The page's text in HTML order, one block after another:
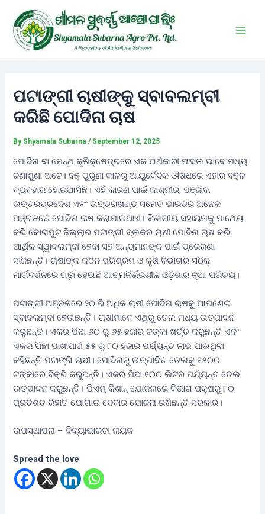
content
ପଟାଙ୍ଗୀ ଚାଷୀଙ୍କୁ ସ୍ବାବଲମ୍ବୀ
କରିଛି ପୋଦିନା ଚାଷ
By Shyamala Subarna/ September 12, 2025
ପୋଦିନା ବା ମେନ୍ଥ କୃଷିକ୍ଷେତ୍ରରେ ଏକ ଅର୍ଥକାରୀ ଫସଲ ଭାବେ ମଧ୍ୟ
ଜଣାଶୁଣା ଅଟେ। ବହୁ ପୁରୁଣା କାଳରୁ ଆୟୁର୍ବେଦିକ ଔଷଧରେ ଏହାର ବହୁଳ
ବ୍ୟବହାର ହୋଇଆସିଛି। ଏହି କାରଣ ପାଇଁ କାଶ୍ମୀର, ପଞ୍ଜାବ,
ଉତ୍ତରପ୍ରଦେଶ ଏବଂ ଉତ୍ତରାଖଣ୍ଡ ସମେତ ଭାରତର ଅନେକ
ଅଞ୍ଚଳରେ ପୋଦିନା ଚାଷ କରାଯାଇଥାଏ। ବିଭାଗୀୟ ସହାୟତାକୁ ପାଥେୟ
କରି କୋରାପୁଟ ଜିଲ୍ଲାର ପଟାଙ୍ଗୀ ବ୍ଲକର ଚାଷୀ ପୋଦିନା ଚାଷ କରି
ଆର୍ଥିକ ସ୍ୱାବଲମ୍ବୀ ହେବା ସହ ଅନ୍ୟମାନଙ୍କ ପାଇଁ ପ୍ରେରଣା
ସାଜିଛନ୍ତି। ଚାଷୀଙ୍କ କଠିନ ପରିଶ୍ରମ ଓ କୃଷି ବିଭାଗର ସଠିକ୍
ମାର୍ଗଦର୍ଶନରେ ଗଢ଼ା ହେଉଛି ଆତ୍ମନିର୍ଭରଶୀଳ ଓଡ଼ିଶାର ନୂଆ ପରିଚୟ।
ପଟାଙ୍ଗୀ ଅଞ୍ଚଳରେ ୨୦ ରି ଅଧିକ ଚାଷୀ ପୋଦିନା ଚାଷକୁ ଆପଣେଇ
ସ୍ବାବଲମ୍ବୀ ହେଉଛନ୍ତି। ଚାଷୀମାନେ ଏଥିରୁ ତେଲ ମଧ୍ୟ ଉତ୍ପାଦନ
କରୁଛନ୍ତି। ଏକର ପିଛା ୬୦ ରୁ ୬୫ ହଜାର ଟଙ୍କା ଖର୍ଚ୍ଚ କରୁଛନ୍ତି ଏବଂ
ଏକର ପିଛା ପାଖାପାଖି ୫୫ ରୁ ୮୦ ହଜାର ପର୍ଯ୍ୟନ୍ତ ଲାଭ ପାଉଥିବା
କହିଛନ୍ତି ପଟାଙ୍ଗି ଚାଷୀ। ପୋଦିନାରୁ ଉତ୍ପାଦିତ ତେଲକୁ ୧୫୦୦
ଟଙ୍କାରେ ବିକ୍ରି କରୁଛନ୍ତି। ଏକର ପିଛା ୧୦୦ ଲିଟର ପର୍ଯ୍ୟନ୍ତ ତେଲ
ଉତ୍ପାଦନ କରୁଛନ୍ତି। ପିଏମ୍ କିଶାନ୍ ଯୋଜନାରେ ବିଭାଗ ପକ୍ଷରୁ ୮୦
ପ୍ରତିଶତ ରିହାତି ଯୋଗାଇ ଦେବାର ଯୋଜନା ରଖିଛନ୍ତି ସରକାର।
ଉପସ୍ଥାପନା – ଦିବ୍ୟାଭାରତୀ ନାୟକ
Spread the love
navigation